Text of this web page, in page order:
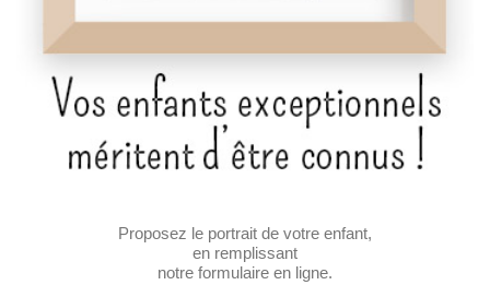
Proposez le portrait de votre enfant,
en remplissant
notre formulaire en ligne.